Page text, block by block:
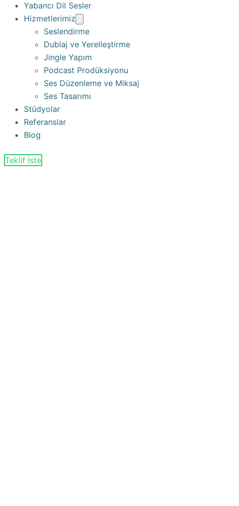
Yabancı Dil Sesler
Hizmetlerimiz
Seslendirme
Dublaj ve Yerelleştirme
Jingle Yapım
Podcast Prodüksiyonu
Ses Düzenleme ve Miksaj
Ses Tasarımı
Stüdyolar
Referanslar
Blog
Teklif İste